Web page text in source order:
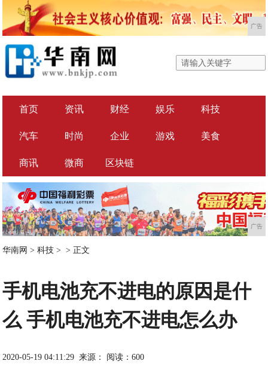
广告
首页 资讯 财经 娱乐 科技
汽车 时尚 企业 游戏 美食
商讯 微商 区块链
广告
华南网 >科技 > > 正文
手机电池充不进电的原因是什
么 手机电池充不进电怎么办
2020-05-19 04:11:29 来源： 阅读：600